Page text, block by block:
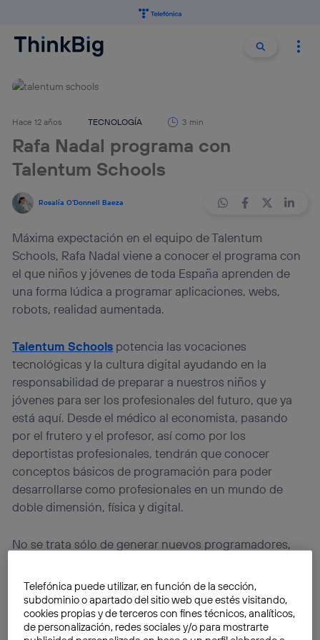
Buscar
Hace 12 años TECNOLOGÍA 3 min
Rafa Nadal programa con
Talentum Schools
Rosalía O'Donnell Baeza
Máxima expectación en el equipo de Talentum
Schools, Rafa Nadal viene a conocer el programa con
el que niños y jóvenes de toda España aprenden de
una forma lúdica a programar aplicaciones, webs,
robots, realidad aumentada.
Talentum Schools potencia las vocaciones
tecnológicas y la cultura digital ayudando en la
responsabilidad de preparar a nuestros niños y
jóvenes para ser los profesionales del futuro, que ya
está aquí. Desde el médico al economista, pasando
por el frutero y el profesor, así como por los
deportistas profesionales, tendrán que conocer
conceptos básicos de programación para poder
desarrollarse como profesionales en un mundo de
doble dimensión, física y digital.
No se trata sólo de generar nuevos programadores,
pasen de saber leer a saber escribir
en el mundo
digital, que sientan que no sólo pueden ser
consumidores de tecnología sino que también pueden
ser creadores de la misma; pueden serparte activa de
Telefónica puede utilizar, en función de la sección,
subdominio o apartado del sitio web que estés visitando,
cookies propias y de terceros con fines técnicos, analíticos,
de personalización, redes sociales y/o para mostrarte